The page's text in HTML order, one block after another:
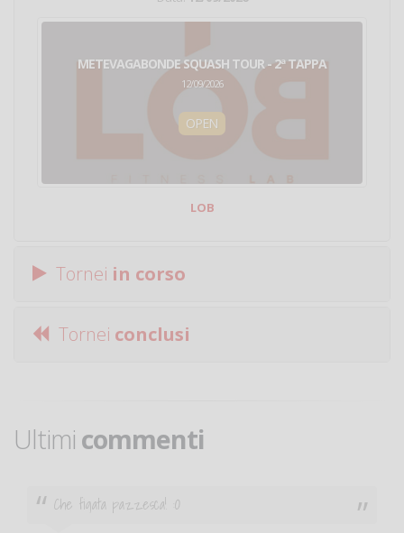
METEVAGABONDE SQUASH TOUR - 2ª TAPPA
12/09/2026
OPEN
LOB
Tornei in corso
Tornei conclusi
Ultimi commenti
Ciao. Sono a Treviglio da poco e vorrei tornare a
giocare. Se sei in zona e puoi giocare fammi sapere.